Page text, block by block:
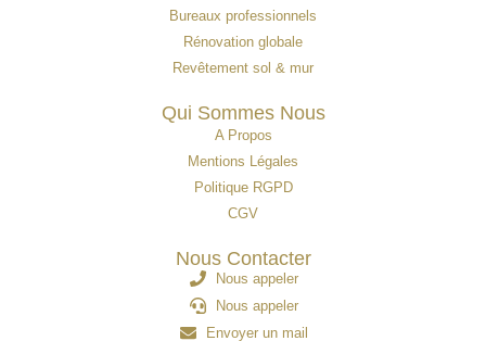
Bureaux professionnels
Rénovation globale
Revêtement sol & mur
Qui Sommes Nous
A Propos
Mentions Légales
Politique RGPD
CGV
Nous Contacter
Nous appeler
Nous appeler
Envoyer un mail